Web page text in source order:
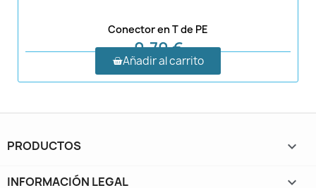
Conector en T de PE
0,70 €
Añadir al carrito
PRODUCTOS 
INFORMACIÓN LEGAL 